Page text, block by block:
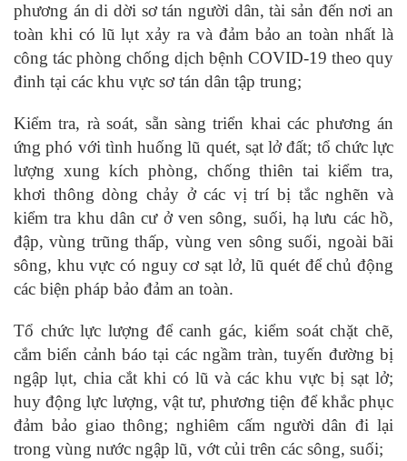
phương án di dời sơ tán người dân, tài sản đến nơi an
toàn khi có lũ lụt xảy ra và đảm bảo an toàn nhất là
công tác phòng chống dịch bệnh COVID-19 theo quy
đinh tại các khu vực sơ tán dân tập trung;
Kiểm tra, rà soát, sẵn sàng triển khai các phương án
ứng phó với tình huống lũ quét, sạt lở đất; tổ chức lực
lượng xung kích phòng, chống thiên tai kiểm tra,
khơi thông dòng chảy ở các vị trí bị tắc nghẽn và
kiểm tra khu dân cư ở ven sông, suối, hạ lưu các hồ,
đập, vùng trũng thấp, vùng ven sông suối, ngoài bãi
sông, khu vực có nguy cơ sạt lở, lũ quét để chủ động
các biện pháp bảo đảm an toàn.
Tổ chức lực lượng để canh gác, kiểm soát chặt chẽ,
cắm biển cảnh báo tại các ngầm tràn, tuyến đường bị
ngập lụt, chia cắt khi có lũ và các khu vực bị sạt lở;
huy động lực lượng, vật tư, phương tiện để khắc phục
đảm bảo giao thông; nghiêm cấm người dân đi lại
trong vùng nước ngập lũ, vớt củi trên các sông, suối;